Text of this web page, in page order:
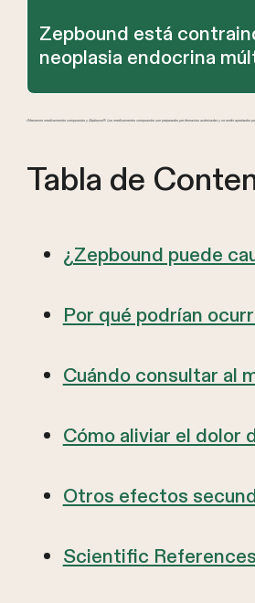
Zepbound está
neoplasia endocrina
Ofrecemos medicamentos compuestos y Zepbound®. Los medicamentos compuestos son preparados por farmacias autorizadas y no están
Tabla de
¿Zepbound puede
Por qué podrían
Cuándo consultar al
Cómo aliviar el dolor
Otros efectos
Scientific References